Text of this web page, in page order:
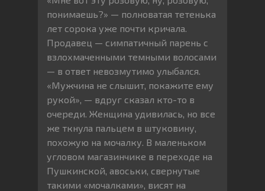
понимаешь?» — полноватая тетенька
лет сорока уже почти кричала.
Продавец — симпатичный парень с
взлохмаченными темными волосами
— в ответ невозмутимо улыбался.
«Мужчина не слышит, покажите ему
рукой», — вдруг сказал кто-то в
очереди. Женщина удивилась, но все
же ткнула пальцем в штуковину,
похожую на мочалку. В маленьком
угловом магазинчике в переходе на
Пушкинской, авоськи, свернутые
такими «мочалками», висят на